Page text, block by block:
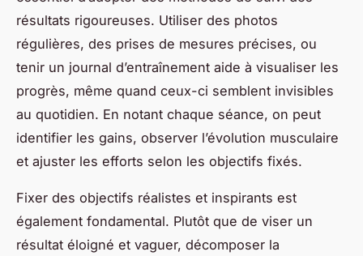
résultats rigoureuses. Utiliser des photos
régulières, des prises de mesures précises, ou
tenir un journal d’entraînement aide à visualiser les
progrès, même quand ceux-ci semblent invisibles
au quotidien. En notant chaque séance, on peut
identifier les gains, observer l’évolution musculaire
et ajuster les efforts selon les objectifs fixés.
Fixer des objectifs réalistes et inspirants est
également fondamental. Plutôt que de viser un
résultat éloigné et vaguer, décomposer la